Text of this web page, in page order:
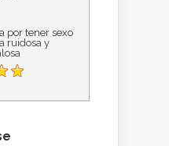
por tener sexo
ruidosa y